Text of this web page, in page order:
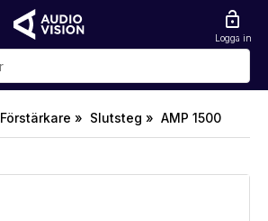
lock_open
Logga in
Förstärkare » Slutsteg » AMP 1500